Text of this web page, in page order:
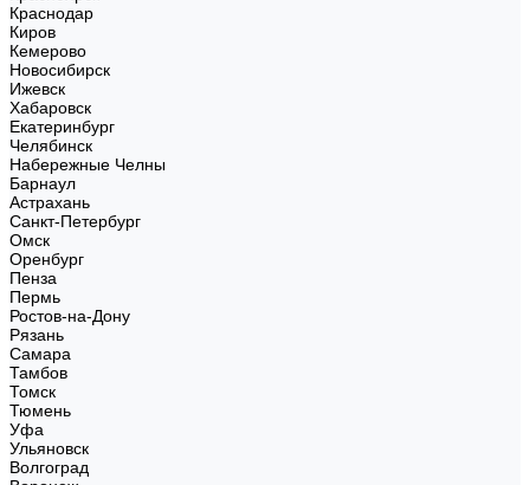
Краснодар
Киров
Кемерово
Новосибирск
Ижевск
Хабаровск
Екатеринбург
Челябинск
Набережные Челны
Барнаул
Астрахань
Санкт-Петербург
Омск
Оренбург
Пенза
Пермь
Ростов-на-Дону
Рязань
Самара
Тамбов
Томск
Тюмень
Уфа
Ульяновск
Волгоград